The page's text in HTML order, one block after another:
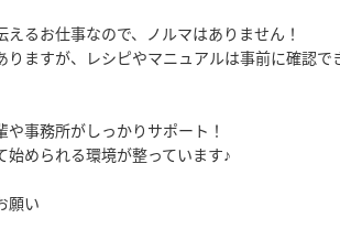
るお仕事なので、ノルマはありません！
りますが、レシピやマニュアルは事前に確認
や事務所がしっかりサポート！
始められる環境が整っています♪
願い